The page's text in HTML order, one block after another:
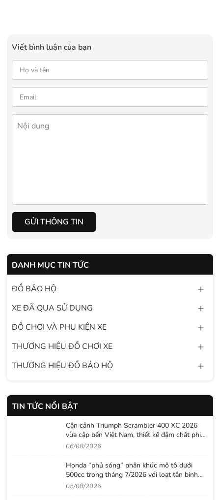
Viết bình luận của bạn
GỬI THÔNG TIN
DANH MỤC TIN TỨC
ĐỒ BẢO HỘ
XE ĐÃ QUA SỬ DỤNG
ĐỒ CHƠI VÀ PHỤ KIỆN XE
THƯƠNG HIỆU ĐỒ CHƠI XE
THƯƠNG HIỆU ĐỒ BẢO HỘ
TIN TỨC NỔI BẬT
Cận cảnh Triumph Scrambler 400 XC 2026
vừa cập bến Việt Nam, thiết kế đậm chất phiêu
lưu cùng mức giá dễ tiếp cận
06/08/2026
Honda “phủ sóng” phân khúc mô tô dưới
500cc trong tháng 7/2026 với loạt tân binh
đáng chú ý
05/08/2026